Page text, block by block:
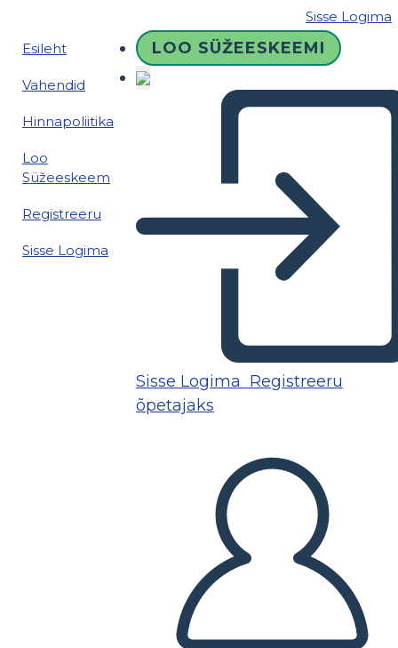
Sisse Logima
Esileht
Vahendid
Hinnapoliitika
Loo
Süžeeskeem
Registreeru
Sisse Logima
LOO SÜŽEESKEEMI
Sisse Logima Registreeru
õpetajaks